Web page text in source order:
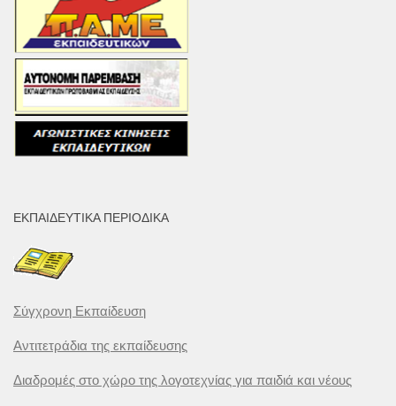
ΕΚΠΑΙΔΕΥΤΙΚΆ ΠΕΡΙΟΔΙΚΆ
Σύγχρονη Εκπαίδευση
Αντιτετράδια της εκπαίδευσης
Διαδρομές στο χώρο της λογοτεχνίας για παιδιά και νέους